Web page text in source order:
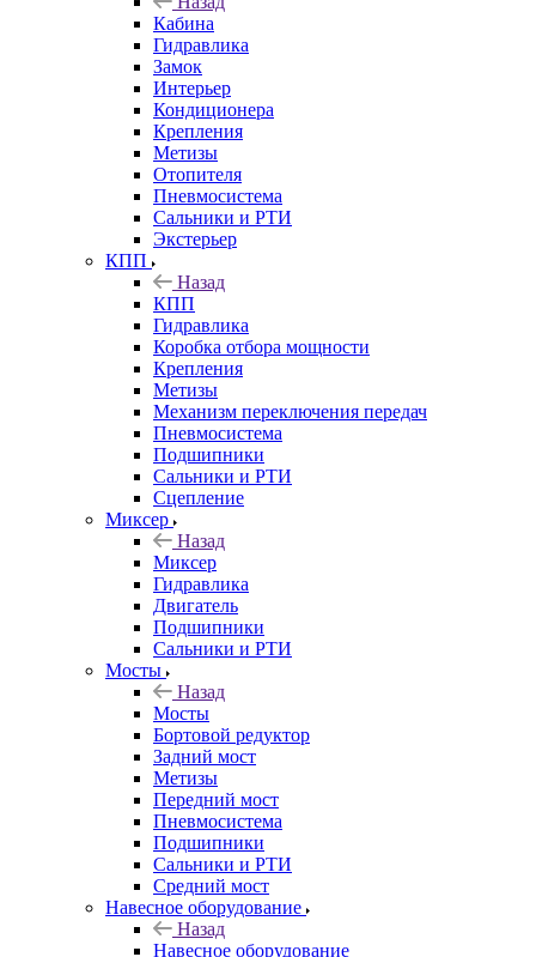
Кабина
Гидравлика
Замок
Интерьер
Кондиционера
Крепления
Метизы
Отопителя
Пневмосистема
Сальники и РТИ
Экстерьер
КПП
Назад
КПП
Гидравлика
Коробка отбора мощности
Крепления
Метизы
Механизм переключения передач
Пневмосистема
Подшипники
Сальники и РТИ
Сцепление
Миксер
Назад
Миксер
Гидравлика
Двигатель
Подшипники
Сальники и РТИ
Мосты
Назад
Мосты
Бортовой редуктор
Задний мост
Метизы
Передний мост
Пневмосистема
Подшипники
Сальники и РТИ
Средний мост
Навесное оборудование
Назад
Навесное оборудование